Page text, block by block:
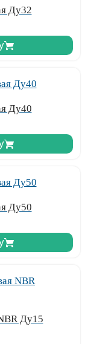
Ду32
Ду40
Ду50
Ду15